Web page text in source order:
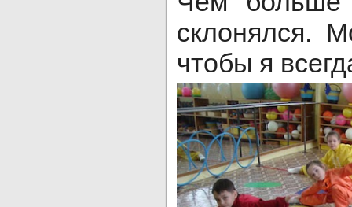
склонялся.
чтобы я